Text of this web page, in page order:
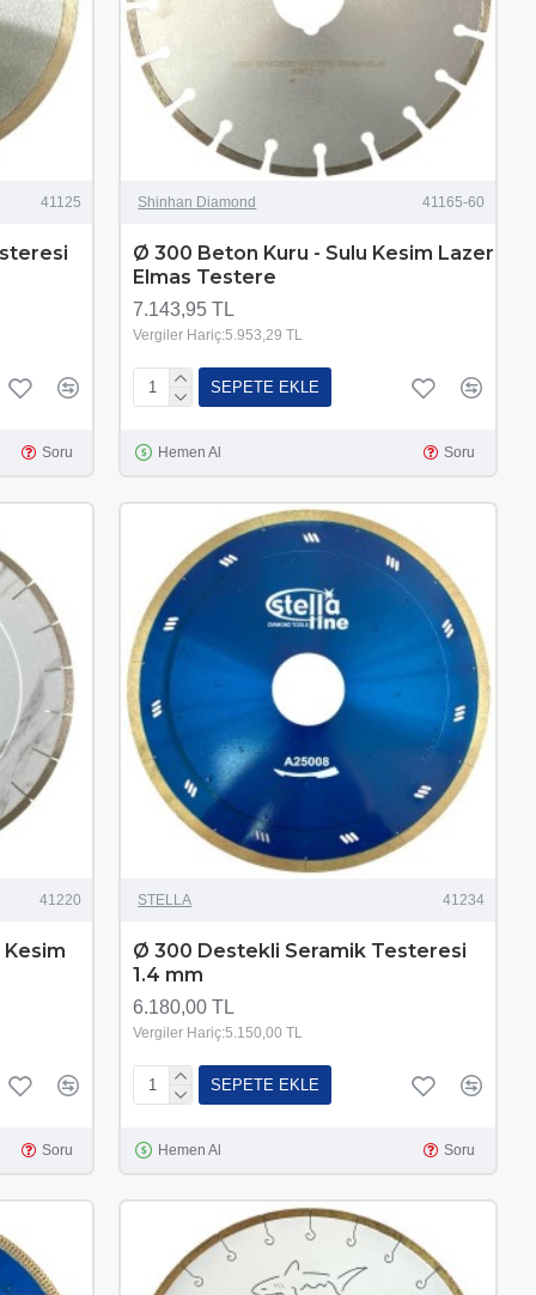
41125
Soru
Shinhan Diamond 41165-60
Ø 300 Beton Kuru - Sulu Kesim Lazer
Elmas Testere
7.143,95 TL
Vergiler Hariç:5.953,29 TL
SEPETE EKLE
Hemen Al Soru
41220
Soru
STELLA 41234
Ø 300 Destekli Seramik Testeresi
1.4 mm
6.180,00 TL
Vergiler Hariç:5.150,00 TL
SEPETE EKLE
Hemen Al Soru